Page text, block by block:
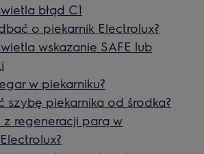
błąd C1
o piekarnik Electrolux?
wskazanie SAFE lub
w piekarniku?
szybę piekarnika od środka?
z regeneracji parą w